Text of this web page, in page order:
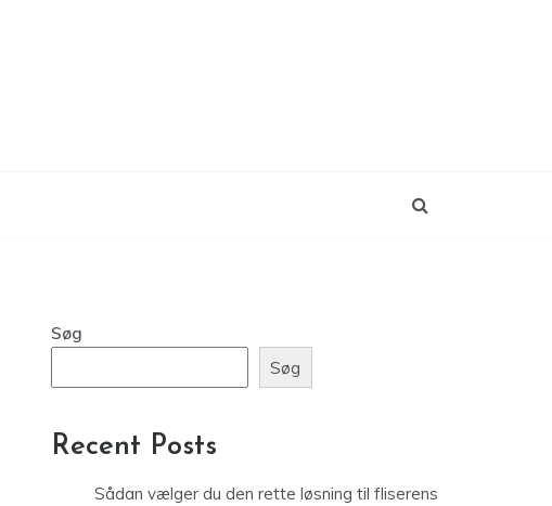
Søg
Søg
Recent Posts
Sådan vælger du den rette løsning til fliserens